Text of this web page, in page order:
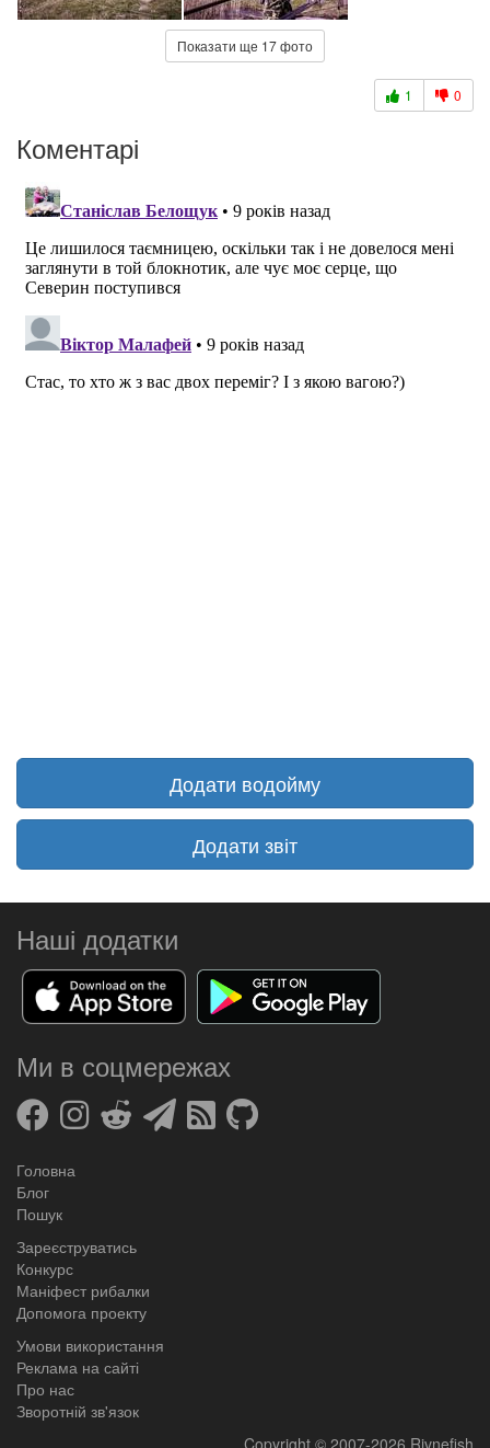
Показати ще 17 фото
1 0
Коментарі
Додати водойму
Додати звіт
Наші додатки
Ми в соцмережах
Головна
Блог
Пошук
Зареєструватись
Конкурс
Маніфест рибалки
Допомога проекту
Умови використання
Реклама на сайті
Про нас
Зворотній зв'язок
Copyright © 2007-2026 Rivnefish